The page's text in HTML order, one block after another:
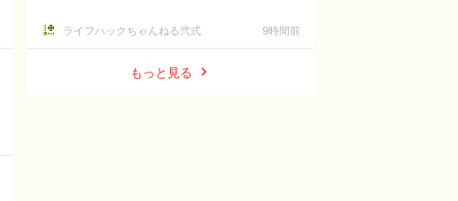
ライフハックちゃんねる弐式 9時間前
もっと見る